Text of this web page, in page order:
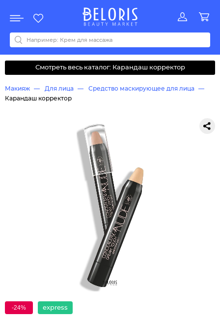
Акции
Все бренды
0-9ABCDEFGHIJKLMNOPQRSTUVWYZАБВДЗИМОКЛНПРСТУФ
Смотреть весь каталог: Карандаш корректор
Макияж Для лица
Средство маскирующее для лица
Карандаш корректор
-24% express